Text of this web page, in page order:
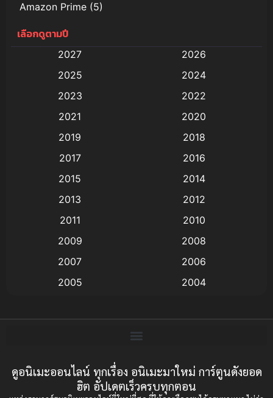
Amazon Prime (5)
Anal (ประตูหลัง)
Animation การ์ตูน
Animation อนิเมะ
Animation แอนิเมชัน
(9)
Big tits (นมใหญ่)
Bitch (ผู้หญิงร่าน)
Bondage (ทาส)(1)
เลือกดูตามปี
2027
2026
2025
2024
2023
2022
2021
2020
2019
2018
2017
2016
2015
2014
2013
2012
2011
2010
2009
2008
2007
2006
2005
2004
1997
1996
1993
1992
ดูอนิเมะออนไลน์ ทุกเรื่อง อนิเมะมาใหม่ การ์ตูนดังยอด
ฮิต อัปเดตเร็วครบทุกตอน